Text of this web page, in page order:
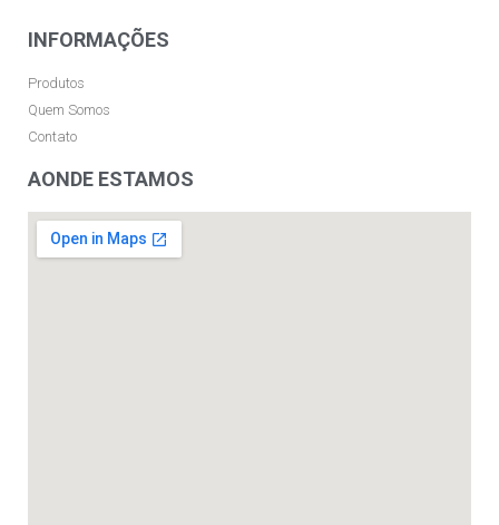
INFORMAÇÕES
Produtos
Quem Somos
Contato
AONDE ESTAMOS